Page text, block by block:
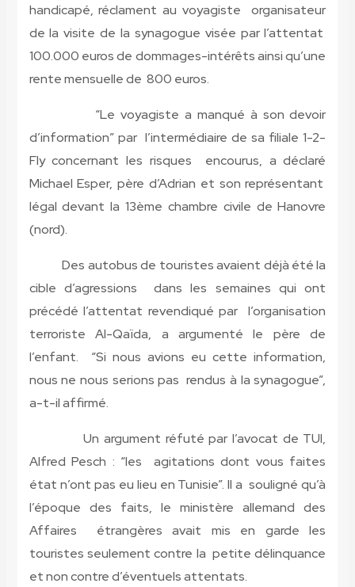
handicapé, réclament au voyagiste organisateur
de la visite de la synagogue visée par l’attentat
100.000 euros de dommages-intérêts ainsi qu’une
rente mensuelle de 800 euros.
“Le voyagiste a manqué à son devoir
d’information” par l’intermédiaire de sa filiale 1-2-
Fly concernant les risques encourus, a déclaré
Michael Esper, père d’Adrian et son représentant
légal devant la 13ème chambre civile de Hanovre
(nord).
Des autobus de touristes avaient déjà été la
cible d’agressions dans les semaines qui ont
précédé l’attentat revendiqué par l’organisation
terroriste Al-Qaïda, a argumenté le père de
l’enfant. “Si nous avions eu cette information,
nous ne nous serions pas rendus à la synagogue”,
a-t-il affirmé.
Un argument réfuté par l’avocat de TUI,
Alfred Pesch : “les agitations dont vous faites
état n’ont pas eu lieu en Tunisie”. Il a souligné qu’à
l’époque des faits, le ministère allemand des
Affaires étrangères avait mis en garde les
touristes seulement contre la petite délinquance
et non contre d’éventuels attentats.